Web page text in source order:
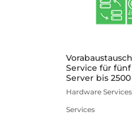
Service für
Server bis
Hardware Services
Services